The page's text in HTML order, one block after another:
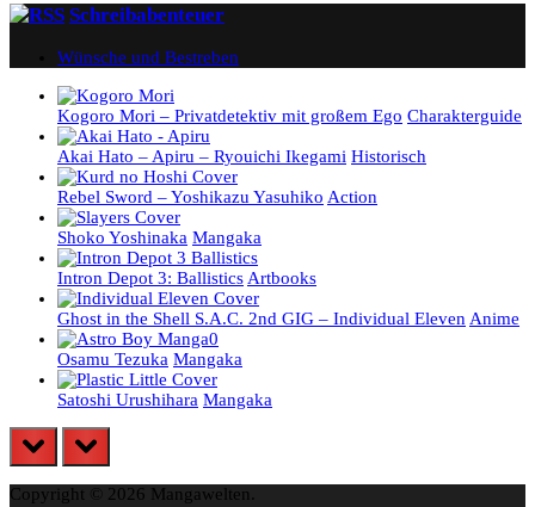
Schreibabenteuer
Wünsche und Bestreben
Kogoro Mori – Privatdetektiv mit großem Ego Charakterguide
Akai Hato – Apiru – Ryouichi Ikegami Historisch
Rebel Sword – Yoshikazu Yasuhiko Action
Shoko Yoshinaka Mangaka
Intron Depot 3: Ballistics Artbooks
Ghost in the Shell S.A.C. 2nd GIG – Individual Eleven Anime
Osamu Tezuka Mangaka
Satoshi Urushihara Mangaka
prev next
Copyright © 2026 Mangawelten.